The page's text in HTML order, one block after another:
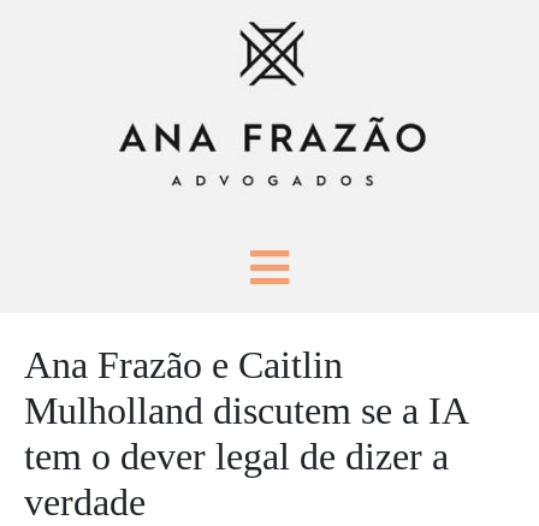
Ana Frazão e Caitlin
Mulholland discutem se a IA
tem o dever legal de dizer a
verdade